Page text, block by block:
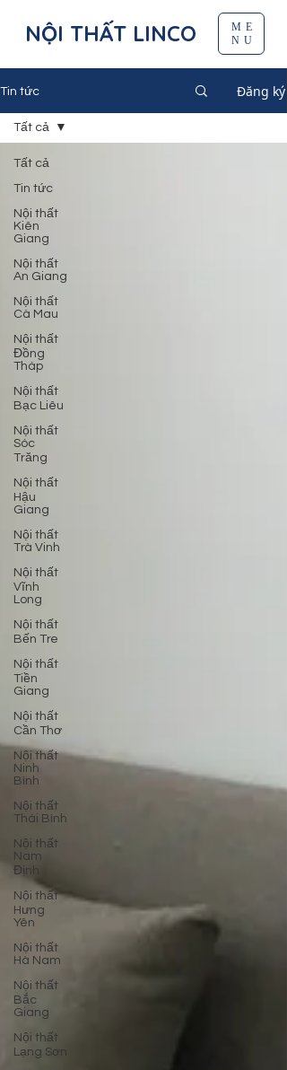
NỘI THẤT LINCO
ME
NU
Tin tức Đăng ký
Tất cả
Tin tức
Nội thất
Kiên
Giang
Nội thất
An Giang
Nội thất
Cà Mau
Nội thất
Đồng
Tháp
Nội thất
Bạc Liêu
Nội thất
Sóc
Trăng
Nội thất
Hậu
Giang
Nội thất
Trà Vinh
Nội thất
Vĩnh
Long
Nội thất
Bến Tre
Nội thất
Tiền
Giang
Nội thất
Cần Thơ
Nội thất
Ninh
Bình
Nội thất
Thái Bình
Nội thất
Nam
Định
Nội thất
Hưng
Yên
Nội thất
Hà Nam
Nội thất
Bắc
Giang
Nội thất
Lạng Sơn
Tất cả